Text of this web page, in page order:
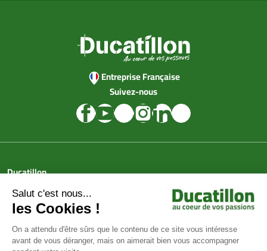
Entreprise Française
Suivez-nous
Ducatillon
Achat en ligne
Services
Aide & Conseils